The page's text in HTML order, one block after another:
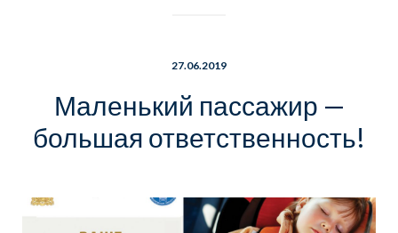
27.06.2019
Маленький пассажир —
большая ответственность!